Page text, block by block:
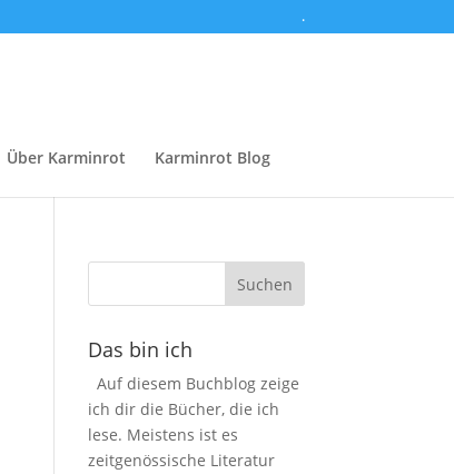
.
Über Karminrot Karminrot Blog
Das bin ich
Auf diesem Buchblog zeige
ich dir die Bücher, die ich
lese. Meistens ist es
zeitgenössische Literatur